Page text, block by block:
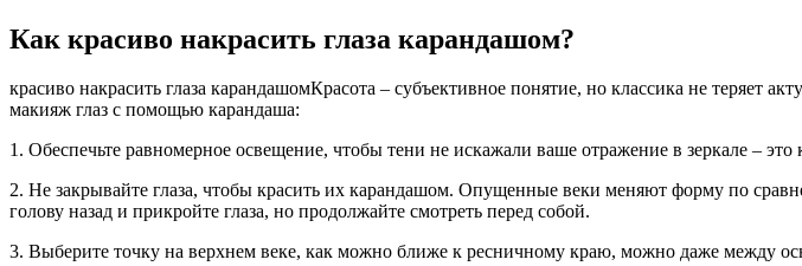
Как красиво накрасить глаза карандашом?
красиво накрасить глаза карандашомКрасота – субъективное понятие, но классика не теряет
макияж глаз с помощью карандаша:
1. Обеспечьте равномерное освещение, чтобы тени не искажали ваше отражение в зеркале –
2. Не закрывайте глаза, чтобы красить их карандашом. Опущенные веки меняют форму по
голову назад и прикройте глаза, но продолжайте смотреть перед собой.
3. Выберите точку на верхнем веке, как можно ближе к ресничному краю, можно даже между